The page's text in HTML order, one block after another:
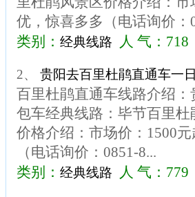
优，惊喜多多（电话询价：
类别： 经典线路 人 气：718
2、 贵阳去百里杜鹃直通车一
百里杜鹃直通车线路介绍
包车经典线路：毕节百里
价格介绍：市场价：1500
（电话询价：0851-8...
类别： 经典线路 人 气：779